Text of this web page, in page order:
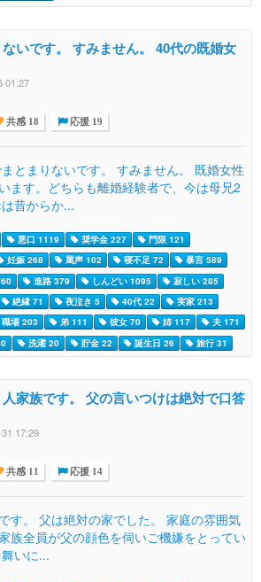
いです。 すみません。 40代の既婚女
01:27
共感 18 応援 19
とまりないです。 すみません。 既婚女性
ます。どちらも離婚経験者で、今は母兄2
昔からか...
悪口 1119 奨学金 227
門限 121
妊娠 268 罵声 102 寝不足 72
暴言 589
進路 379 しんどい 1095
寂しい 285
絶縁 71 夜泣き 5 40代 22
実家 213
職場 203 弟 111 彼女 70 姉 117
夫 171
洗濯 20 貯金 22 誕生日 26 旅行 31
家族です。 父の言いつけは絶対で口答
17:29
共感 11 応援 14
す。 父は絶対の家でした。 家庭の雰囲気
族全員が父の顔色を伺いご機嫌をとってい
いに...